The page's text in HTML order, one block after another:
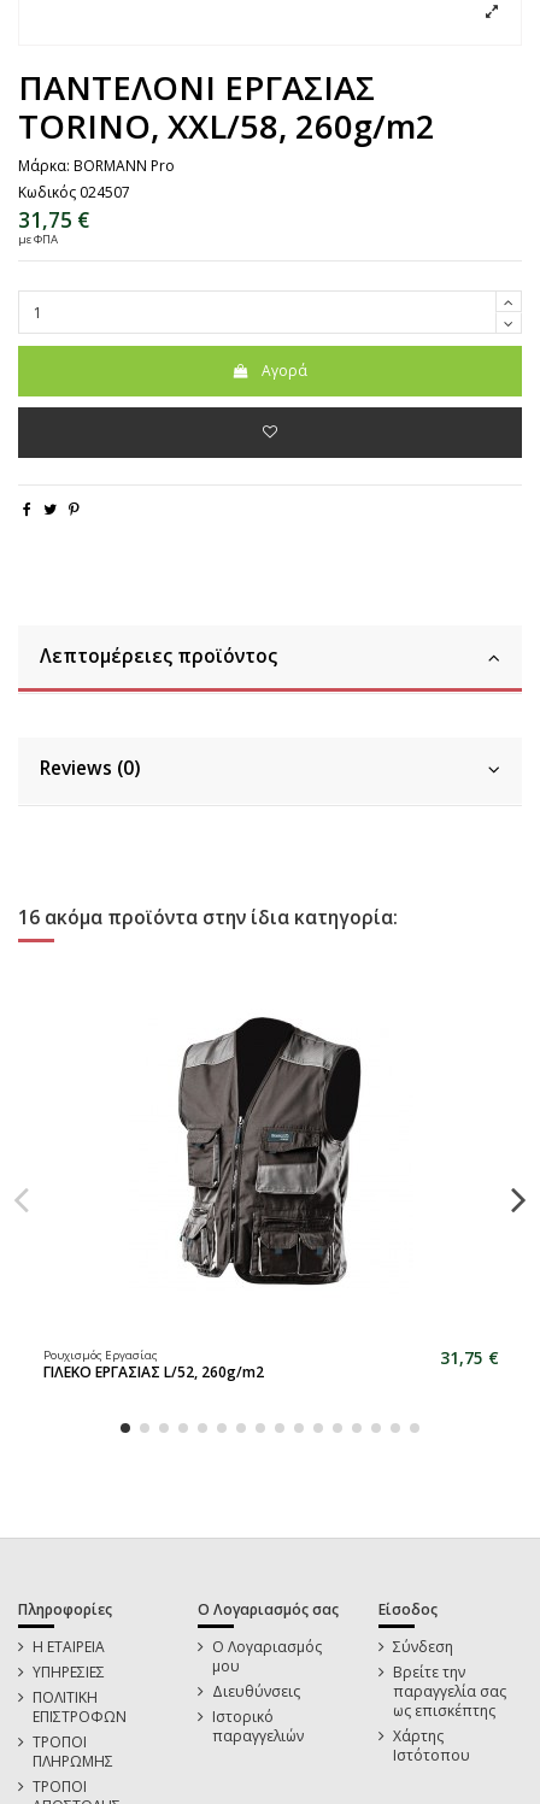
ΠΑΝΤΕΛΟΝΙ ΕΡΓΑΣΙΑΣ
TORINO, XXL/58, 260g/m2
Μάρκα: BORMANN Pro
Κωδικός 024507
31,75 €
με ΦΠΑ
Αγορά
Λεπτομέρειες προϊόντος
Reviews (0)
16 ακόμα προϊόντα στην ίδια κατηγορία:
Ρουχισμός Εργασίας
ΓΙΛΕΚΟ ΕΡΓΑΣΙΑΣ L/52, 260g/m2
31,75 €
Πληροφορίες
Η ΕΤΑΙΡΕΙΑ
ΥΠΗΡΕΣΙΕΣ
ΠΟΛΙΤΙΚΗ
ΕΠΙΣΤΡΟΦΩΝ
ΤΡΟΠΟΙ
ΠΛΗΡΩΜΗΣ
ΤΡΟΠΟΙ
Ο Λογαριασμός σας
Ο Λογαριασμός
μου
Διευθύνσεις
Ιστορικό
παραγγελιών
Είσοδος
Σύνδεση
Βρείτε την
παραγγελία σας
ως επισκέπτης
Χάρτης
Ιστότοπου